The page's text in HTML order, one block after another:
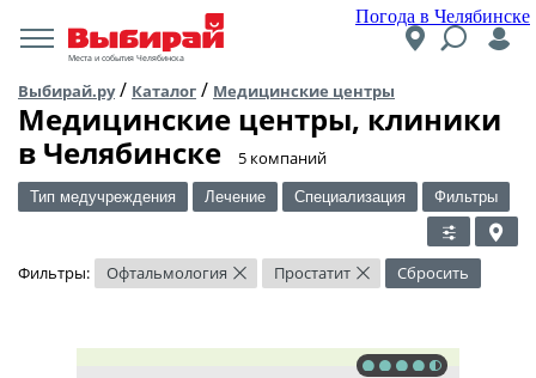
Погода в Челябинске
Места и события Челябинска
Выбирай.ру/ Каталог / Медицинские центры
Медицинские центры, клиники
в Челябинске
​5 компаний
Тип медучреждения Лечение Специализация Фильтры
Фильтры: Офтальмология × Простатит × Сбросить